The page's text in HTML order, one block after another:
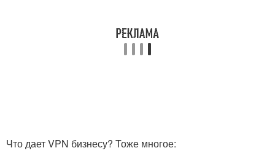
Что дает VPN бизнесу? Тоже многое: